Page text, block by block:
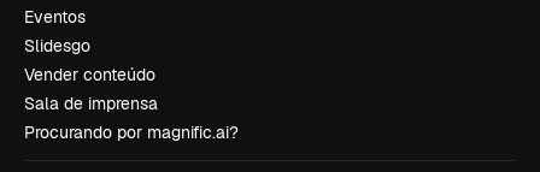
Eventos
Slidesgo
Vender conteúdo
Sala de imprensa
Procurando por magnific.ai?